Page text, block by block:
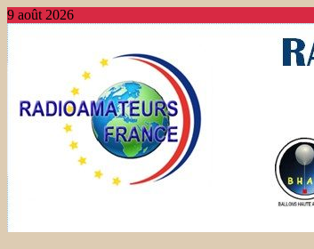
9 août 2026